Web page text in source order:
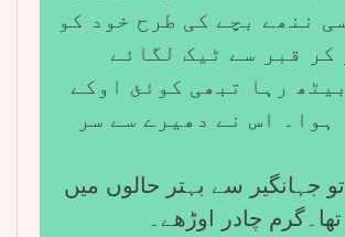
ننھے بچے کی طرح خود کو
کر قبر سے ٹیک لگائے
رہا تبھی کوئئ اوکے
ہوا۔ اس نے دھیرے سے سر
جہانگیر سے بہتر حالوں میں